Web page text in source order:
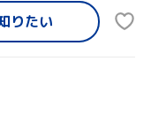
りたい